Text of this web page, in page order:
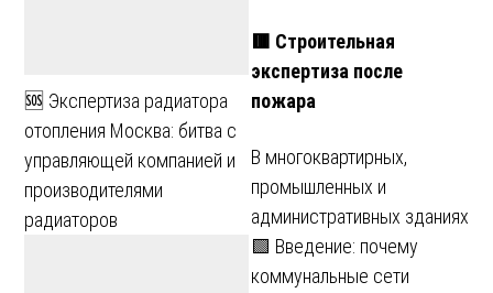
🆘 Экспертиза радиатора
отопления Москва: битва с
управляющей компанией и
производителями
радиаторов
🟥 Строительная
экспертиза после
пожара
В многоквартирных,
промышленных и
административных зданиях
🟩 Введение: почему
коммунальные сети